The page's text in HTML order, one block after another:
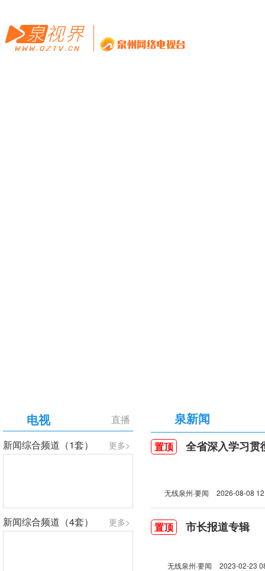
直播
电视
更多>
新闻综合频道（1套）
更多>
新闻综合频道（4套）
泉新闻
置顶 全省深入学习贯彻习
无线泉州·要闻 2026-08-08
置顶 市长报道专辑
无线泉州·要闻 2023-02-23